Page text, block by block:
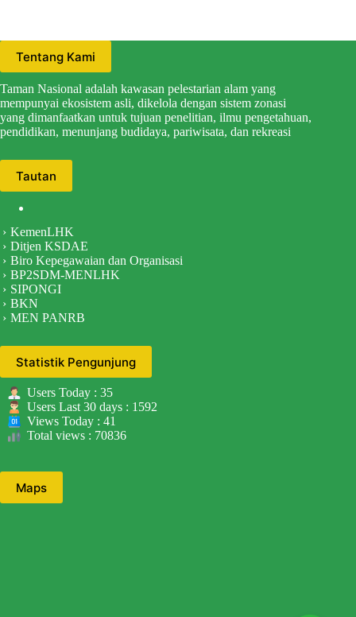
Tentang Kami
Taman Nasional adalah kawasan pelestarian alam yang
mempunyai ekosistem asli, dikelola dengan sistem zonasi
yang dimanfaatkan untuk tujuan penelitian, ilmu pengetahuan,
pendidikan, menunjang budidaya, pariwisata, dan rekreasi
Tautan
KemenLHK
Ditjen KSDAE
Biro Kepegawaian dan Organisasi
BP2SDM-MENLHK
SIPONGI
BKN
MEN PANRB
Statistik Pengunjung
Users Today : 35
Users Last 30 days : 1592
Views Today : 41
Total views : 70836
Maps